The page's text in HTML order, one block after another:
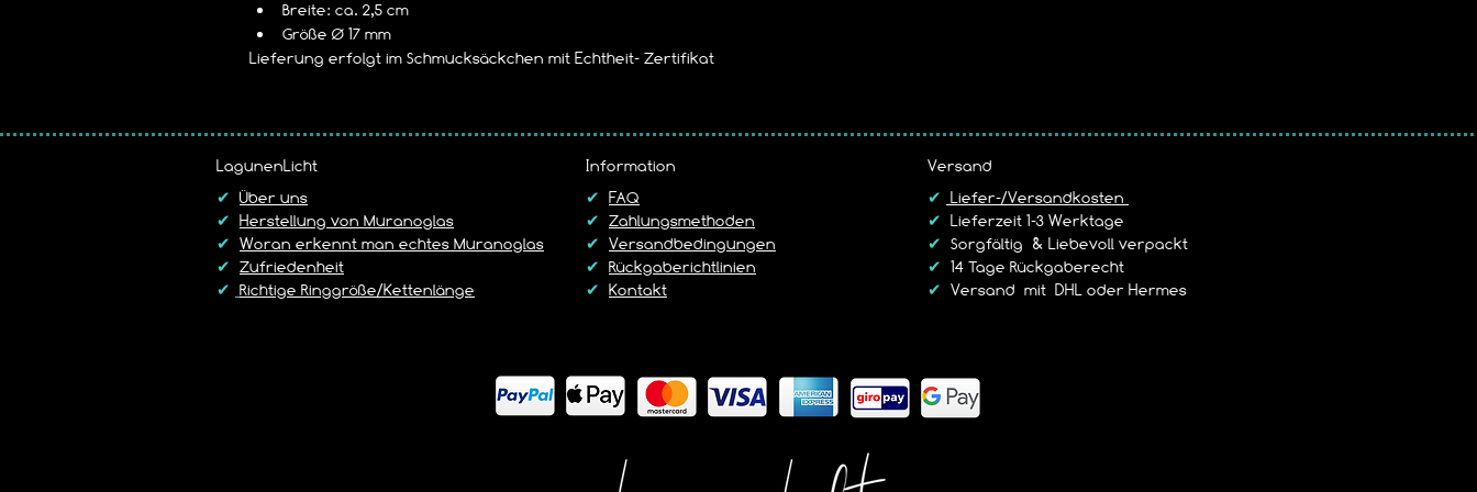
Breite: ca. 2,5 cm
Größe Ø 17 mm
Lieferung erfolgt im Schmucksäckchen mit Echtheit- Zertifikat
LagunenLicht
✔ Über uns
✔ Herstellung von Muranoglas
✔ Woran erkennt man echtes Muranoglas
✔ Zufriedenheit
✔ Richtige Ringgröße/Kettenlänge
Information
✔ FAQ
✔ Zahlungsmethoden
✔ Versandbedingungen
✔ Rückgaberichtlinien
✔ Kontakt
Versand
✔ Liefer-/Versandkosten
✔ Lieferzeit 1-3 Werktage
✔ Sorgfältig & Liebevoll verpackt
✔ 14 Tage Rückgaberecht
✔ Versand mit DHL oder Hermes